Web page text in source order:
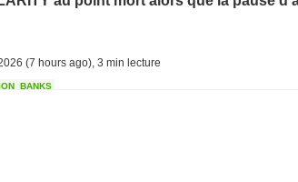
(7 hours ago) 3 min lecture
BANKS